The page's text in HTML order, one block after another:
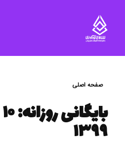
صفحه اصلی
۱۳۹۹